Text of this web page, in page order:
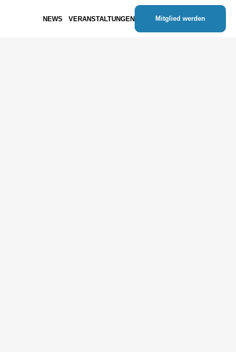
NEWS VERANSTALTUNGEN Mitglied werden